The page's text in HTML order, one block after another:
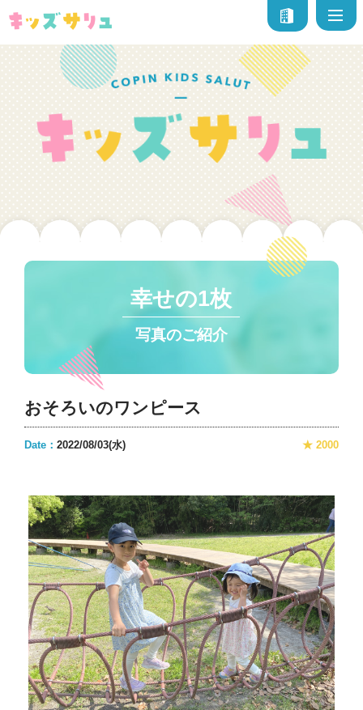
幸せの1枚
写真のご紹介
おそろいのワンピース
Date：2022/08/03(水) ★ 2000